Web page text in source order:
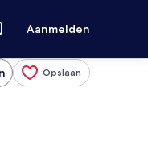
Aanmelden
Opslaan